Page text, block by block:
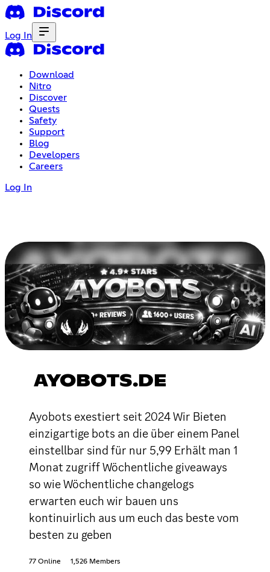
Log In
Download
Nitro
Discover
Quests
Safety
Support
Blog
Developers
Careers
Log In
AYOBOTS.DE
Ayobots exestiert seit 2024 Wir Bieten
einzigartige bots an die über einem Panel
einstellbar sind für nur 5,99 Erhält man 1
Monat zugriff Wöchentliche giveaways
so wie Wöchentliche changelogs
erwarten euch wir bauen uns
kontinuirlich aus um euch das beste vom
besten zu geben
77 Online 1,526 Members